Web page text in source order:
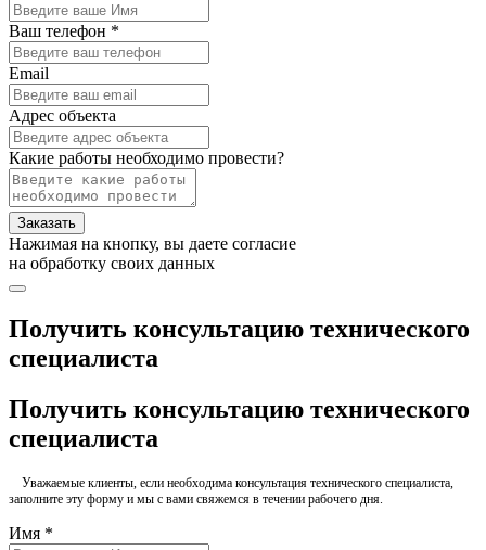
Ваш телефон *
Email
Адрес объекта
Какие работы необходимо провести?
Заказать
Нажимая на кнопку, вы даете согласие
на обработку своих данных
Получить консультацию технического
специалиста
Получить консультацию технического
специалиста
Уважаемые клиенты, если необходима консультация технического специалиста,
заполните эту форму и мы с вами свяжемся в течении рабочего дня.
Имя *